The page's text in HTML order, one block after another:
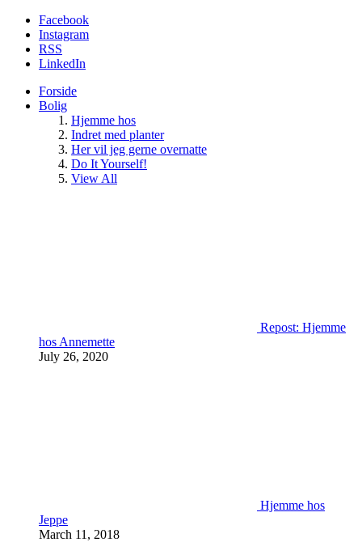
Facebook
Instagram
RSS
LinkedIn
Forside
Bolig
Hjemme hos
Indret med planter
Her vil jeg gerne overnatte
Do It Yourself!
View All
Repost: Hjemme
hos Annemette
July 26, 2020
Hjemme hos
Jeppe
March 11, 2018